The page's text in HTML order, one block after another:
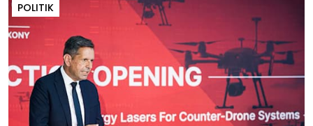
POLITIK